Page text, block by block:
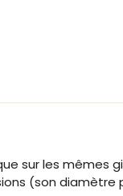
sur les mêmes
(son